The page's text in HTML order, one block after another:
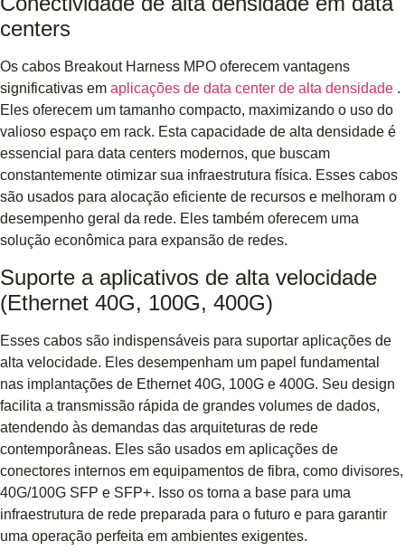
centers
Os cabos Breakout Harness MPO oferecem vantagens
significativas em aplicações de data center de alta densidade .
Eles oferecem um tamanho compacto, maximizando o uso do
valioso espaço em rack. Esta capacidade de alta densidade é
essencial para data centers modernos, que buscam
constantemente otimizar sua infraestrutura física. Esses cabos
são usados ​​para alocação eficiente de recursos e melhoram o
desempenho geral da rede. Eles também oferecem uma
solução econômica para expansão de redes.
Suporte a aplicativos de alta velocidade
(Ethernet 40G, 100G, 400G)
Esses cabos são indispensáveis ​​para suportar aplicações de
alta velocidade. Eles desempenham um papel fundamental
nas implantações de Ethernet 40G, 100G e 400G. Seu design
facilita a transmissão rápida de grandes volumes de dados,
atendendo às demandas das arquiteturas de rede
contemporâneas. Eles são usados ​​em aplicações de
conectores internos em equipamentos de fibra, como divisores,
40G/100G SFP e SFP+. Isso os torna a base para uma
infraestrutura de rede preparada para o futuro e para garantir
uma operação perfeita em ambientes exigentes.